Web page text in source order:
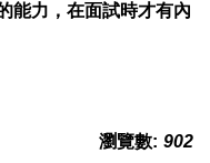
能力，在面試時才有內
瀏覽數: 902